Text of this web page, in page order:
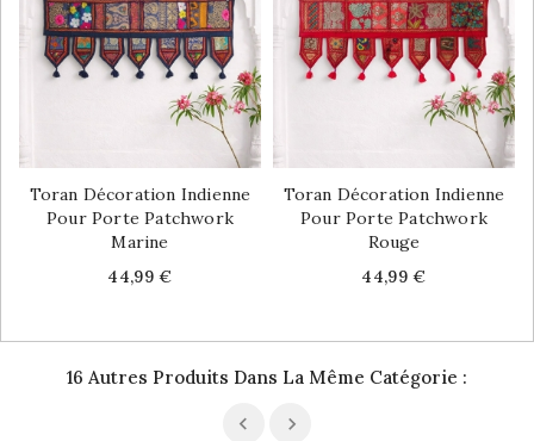
Toran Décoration Indienne
Pour Porte Patchwork
Marine
Price
44,99 €
Toran Décoration Indienne
Pour Porte Patchwork
Rouge
Price
44,99 €
16 Autres Produits Dans La Même Catégorie :